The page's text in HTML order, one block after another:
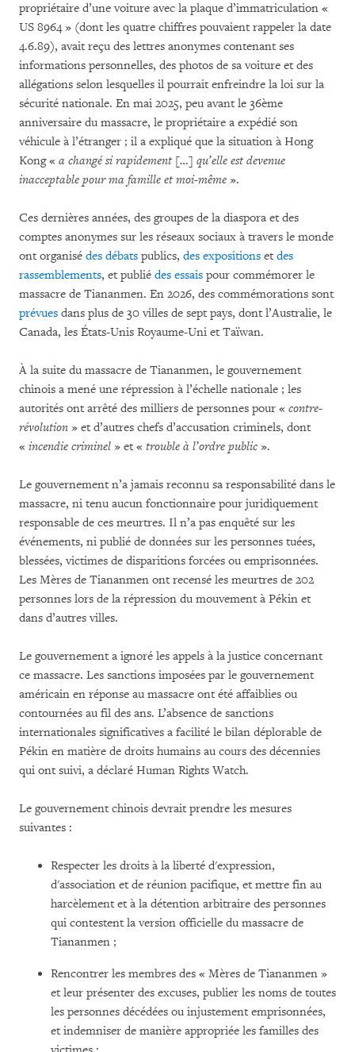
propriétaire d’une voiture avec la plaque d’immatriculation «
US 8964 » (dont les quatre chiffres pouvaient rappeler la date
4.6.89), avait reçu des lettres anonymes contenant ses
informations personnelles, des photos de sa voiture et des
allégations selon lesquelles il pourrait enfreindre la loi sur la
sécurité nationale. En mai 2025, peu avant le 36ème
anniversaire du massacre, le propriétaire a expédié son
véhicule à l’étranger ; il a expliqué que la situation à Hong
Kong « a changé si rapidement […] qu’elle est devenue
inacceptable pour ma famille et moi-même ».
Ces dernières années, des groupes de la diaspora et des
comptes anonymes sur les réseaux sociaux à travers le monde
ont organisé des débats publics, des expositions et des
rassemblements, et publié des essais pour commémorer le
massacre de Tiananmen. En 2026, des commémorations sont
prévues dans plus de 30 villes de sept pays, dont l’Australie, le
Canada, les États-Unis Royaume-Uni et Taïwan.
À la suite du massacre de Tiananmen, le gouvernement
chinois a mené une répression à l’échelle nationale ; les
autorités ont arrêté des milliers de personnes pour « contre-
révolution » et d’autres chefs d’accusation criminels, dont
« incendie criminel » et « trouble à l’ordre public ».
Le gouvernement n’a jamais reconnu sa responsabilité dans le
massacre, ni tenu aucun fonctionnaire pour juridiquement
responsable de ces meurtres. Il n’a pas enquêté sur les
événements, ni publié de données sur les personnes tuées,
blessées, victimes de disparitions forcées ou emprisonnées.
Les Mères de Tiananmen ont recensé les meurtres de 202
personnes lors de la répression du mouvement à Pékin et
dans d’autres villes.
Le gouvernement a ignoré les appels à la justice concernant
ce massacre. Les sanctions imposées par le gouvernement
américain en réponse au massacre ont été affaiblies ou
contournées au fil des ans. L’absence de sanctions
internationales significatives a facilité le bilan déplorable de
Pékin en matière de droits humains au cours des décennies
qui ont suivi, a déclaré Human Rights Watch.
Le gouvernement chinois devrait prendre les mesures
suivantes :
Respecter les droits à la liberté d'expression,
d'association et de réunion pacifique, et mettre fin au
harcèlement et à la détention arbitraire des personnes
qui contestent la version officielle du massacre de
Tiananmen ;
Rencontrer les membres des « Mères de Tiananmen »
et leur présenter des excuses, publier les noms de toutes
les personnes décédées ou injustement emprisonnées,
et indemniser de manière appropriée les familles des